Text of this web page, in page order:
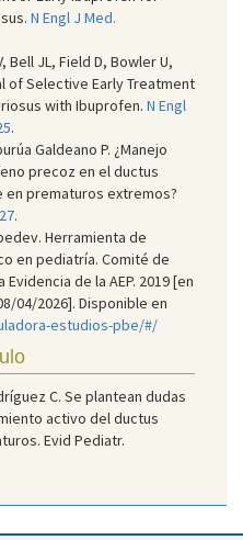
N Engl J Med.
Bell JL, Field D, Bowler U,
of Selective Early Treatment
with Ibuprofen. N Engl
.
Galdeano P. ¿Manejo
precoz en el ductus
prematuros extremos?
.
Herramienta de
en pediatría. Comité de
de la AEP. 2019 [en
04/2026]. Disponible en
estudios-pbe/#/
C. Se plantean dudas
activo del ductus
Evid Pediatr.